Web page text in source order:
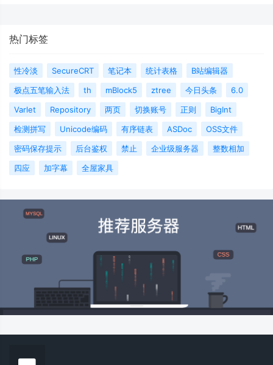
热门标签
性冷淡 SecureCRT 笔记本 统计表格
B站编辑器
极点五笔输入法
th mBlock5 ztree 今日头条
6.0
Varlet
Repository 两页 切换账号 正则
BigInt
检测拼写
Unicode编码 有序链表 ASDoc
OSS文件
密码保存提示
后台鉴权 禁止 企业级服务器
整数相加
四应
加字幕 全屋家具